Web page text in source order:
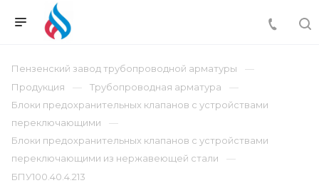
Пензенский завод трубопроводной арматуры
Продукция
Трубопроводная арматура
Блоки предохранительных клапанов с устройствами
переключающими
Блоки предохранительных клапанов с устройствами
переключающими из нержавеющей стали
БПУ100.40.4.213